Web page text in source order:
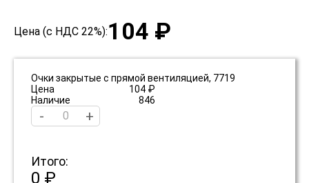
Цена (с НДС 22%):104 ₽
Очки закрытые с прямой вентиляцией, 7719
Цена
104 ₽
Наличие
846
- +
Итого:
0 ₽